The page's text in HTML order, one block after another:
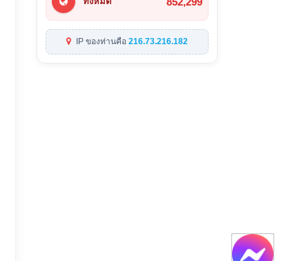
IP ของท่านคือ 216.73.216.182